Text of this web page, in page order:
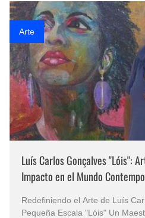
Arte
Luís Carlos Gonçalves "Lóis":
Impacto en el Mundo
Redefiniendo el Arte de Luís
Pequeña Escala "Lóis" Un Maestro de las Miniaturas